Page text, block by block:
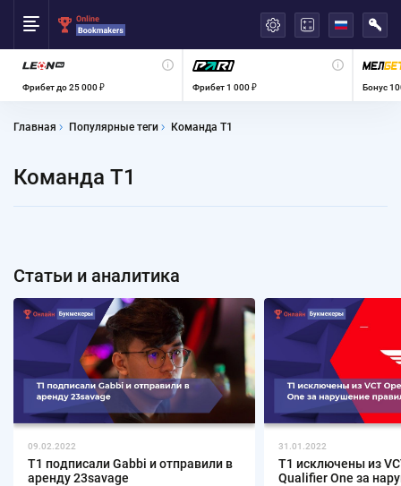
Фрибет до 25 000 ₽ Фрибет 1 000 ₽ Бонус
Главная Популярные теги Команда T1
Команда T1
Статьи и аналитика
09.02.2022
T1 подписали Gabbi и отправили в
аренду 23savage
31.01.2022
T1 исключены из
Qualifier One за